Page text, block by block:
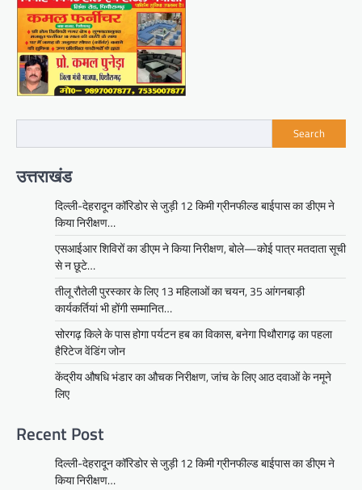
Search
उत्तराखंड
दिल्ली-देहरादून कॉरिडोर से जुड़ी 12 किमी ग्रीनफील्ड बाईपास का डीएम ने
किया निरीक्षण…
एसआईआर शिविरों का डीएम ने किया निरीक्षण, बोले—कोई पात्र मतदाता सूची
से न छूटे…
तीलू रौतेली पुरस्कार के लिए 13 महिलाओं का चयन, 35 आंगनबाड़ी
कार्यकर्तियां भी होंगी सम्मानित…
सोरगढ़ किले के पास होगा पर्यटन हब का विकास, बनेगा पिथौरागढ़ का पहला
हैरिटेज वेंडिंग जोन
केंद्रीय औषधि भंडार का औचक निरीक्षण, जांच के लिए आठ दवाओं के नमूने
लिए
Recent Post
दिल्ली-देहरादून कॉरिडोर से जुड़ी 12 किमी ग्रीनफील्ड बाईपास का डीएम ने
किया निरीक्षण…